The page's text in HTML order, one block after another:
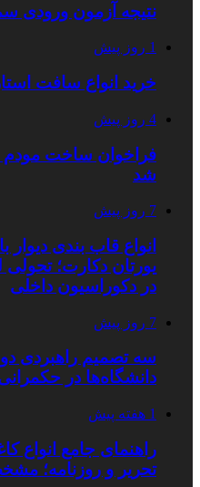
نتیجه آزمون ورودی سمپاد سال
1 روز پیش
خرید انواع سافت
4 روز پیش
فراخوان ساخت مودم
شد
7 روز پیش
انواع قاب بندی
یورتان دکارت؛
در دکوراسیون داخلی
7 روز پیش
سه تصمیم راهبردی
دانشگاه‌ها در
1 هفته پیش
راهنمای جامع انواع
تحریر و روزنامه؛